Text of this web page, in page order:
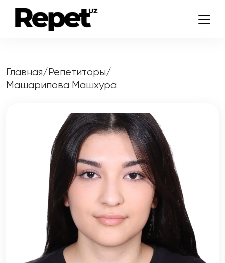
Главная/Репетиторы/
Машарипова Машхура